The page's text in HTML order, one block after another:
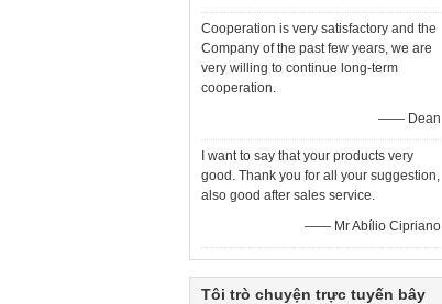
Cooperation is very satisfactory and the
Company of the past few years, we are
very willing to continue long-term
cooperation.
—— Dean
I want to say that your products very
good. Thank you for all your suggestion,
also good after sales service.
—— Mr Abílio Cipriano
Tôi trò chuyện trực tuyến bây